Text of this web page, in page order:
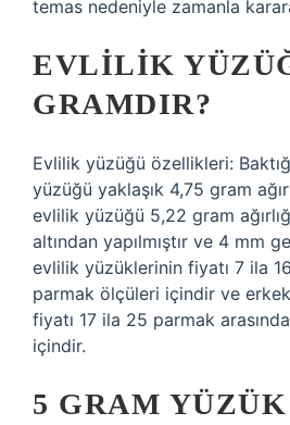
temas nedeniyle zamanla
EVLILIK
GRAMDIR?
Evlilik yüzüğü özellikleri:
yüzüğü yaklaşık 4,75 gram
evlilik yüzüğü 5,22 gram
altından yapılmıştır ve 4 mm
evlilik yüzüklerinin fiyatı 7 ila
parmak ölçüleri içindir ve
fiyatı 17 ila 25 parmak
içindir.
5 GRAM